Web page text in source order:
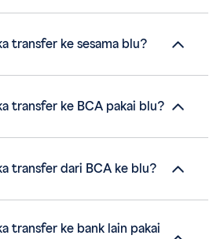
transfer ke sesama blu?
transfer ke BCA pakai blu?
transfer dari BCA ke blu?
transfer ke bank lain pakai